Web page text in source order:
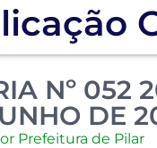
Nº 052
DE
Prefeitura de Pilar